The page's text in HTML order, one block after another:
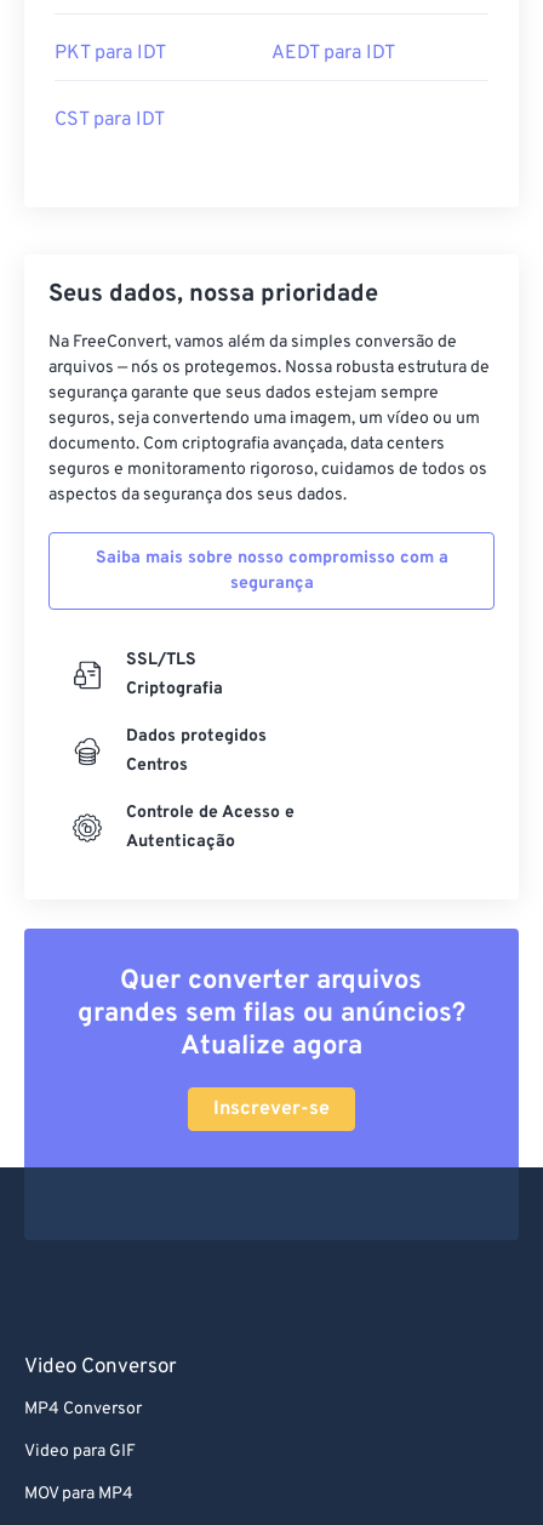
PKT para IDT AEDT para IDT
CST para IDT
Seus dados, nossa prioridade
Na FreeConvert, vamos além da simples conversão de
arquivos — nós os protegemos. Nossa robusta estrutura de
segurança garante que seus dados estejam sempre
seguros, seja convertendo uma imagem, um vídeo ou um
documento. Com criptografia avançada, data centers
seguros e monitoramento rigoroso, cuidamos de todos os
aspectos da segurança dos seus dados.
Saiba mais sobre nosso compromisso com a
segurança
SSL/TLS
Criptografia
Dados protegidos
Centros
Controle de Acesso e
Autenticação
Quer converter arquivos
grandes sem filas ou anúncios?
Atualize agora
Inscrever-se
Video Conversor
MP4 Conversor
Video para GIF
MOV para MP4